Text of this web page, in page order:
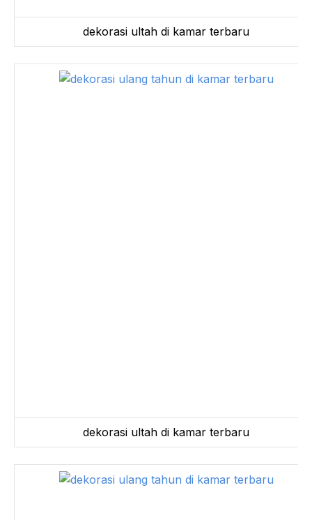
dekorasi ultah di kamar terbaru
dekorasi ultah di kamar terbaru